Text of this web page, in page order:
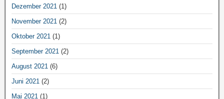
Dezember 2021 (1)
November 2021 (2)
Oktober 2021 (1)
September 2021 (2)
August 2021 (6)
Juni 2021 (2)
Mai 2021 (1)